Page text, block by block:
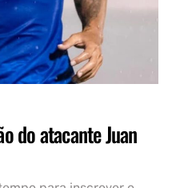
do atacante Juan